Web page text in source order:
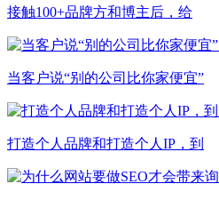
接触100+品牌方和博主后，给
当客户说“别的公司比你家便宜”
打造个人品牌和打造个人IP，到